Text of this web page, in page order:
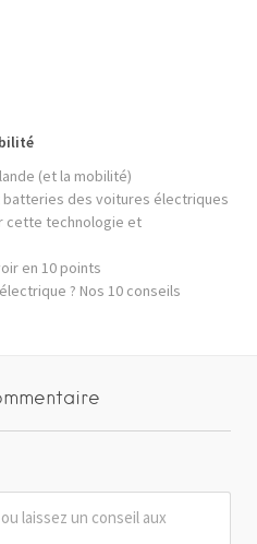
(et la mobilité)
des voitures électriques
cette technologie et
en 10 points
? Nos 10 conseils